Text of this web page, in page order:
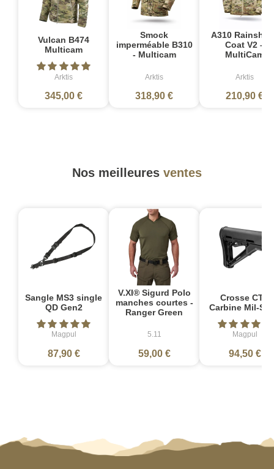
Vulcan B474
Multicam
Arktis
345,00 €
Smock
imperméable B310
- Multicam
Arktis
318,90 €
A310
Coat V2 –
MultiCam
Arktis
210,90 €
Nos meilleures ventes
Sangle MS3 single
QD Gen2
Magpul
87,90 €
V.XI® Sigurd Polo
manches courtes -
Ranger Green
5.11
59,00 €
Crosse CTR
Carbine Mil-
Magpul
94,50 €